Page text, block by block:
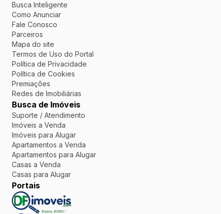
Busca Inteligente
Como Anunciar
Fale Conosco
Parceiros
Mapa do site
Termos de Uso do Portal
Política de Privacidade
Política de Cookies
Premiações
Redes de Imobiliárias
Busca de Imóveis
Suporte / Atendimento
Imóveis a Venda
Imóveis para Alugar
Apartamentos a Venda
Apartamentos para Alugar
Casas a Venda
Casas para Alugar
Portais